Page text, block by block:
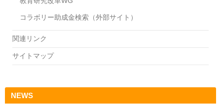
コラボリー助成金検索（外部サイト）
関連リンク
サイトマップ
NEWS